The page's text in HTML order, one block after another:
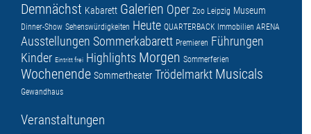
Demnächst Kabarett Galerien Oper Zoo Leipzig Museum
Dinner-Show Sehenswürdigkeiten Heute QUARTERBACK Immobilien ARENA
Ausstellungen Sommerkabarett Premieren Führungen
Kinder Eintritt frei Highlights Morgen Sommerferien
Wochenende Sommertheater Trödelmarkt Musicals
Gewandhaus
Veranstaltungen